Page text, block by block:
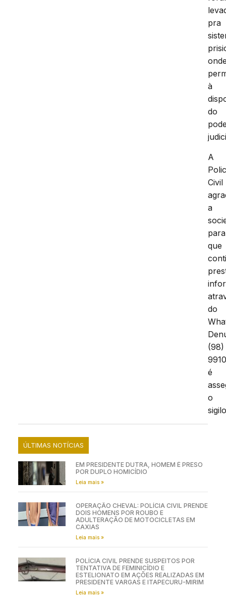
pra
à
do
A
Civil
a
para
que
do
(98)
é
o
ÚLTIMAS NOTÍCIAS
EM PRESIDENTE DUTRA, HOMEM É PRESO
POR DUPLO HOMICÍDIO
Leia mais »
OPERAÇÃO CHEVAL: POLÍCIA CIVIL PRENDE
DOIS HOMENS POR ROUBO E
ADULTERAÇÃO DE MOTOCICLETAS EM
CAXIAS
Leia mais »
POLÍCIA CIVIL PRENDE SUSPEITOS POR
TENTATIVA DE FEMINICÍDIO E
ESTELIONATO EM AÇÕES REALIZADAS EM
PRESIDENTE VARGAS E ITAPECURU-MIRIM
Leia mais »